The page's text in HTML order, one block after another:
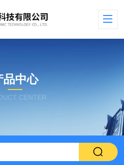
品中心
CENTER